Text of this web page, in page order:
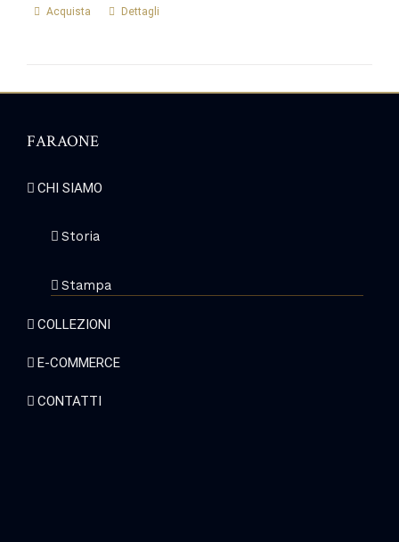
Acquista Dettagli
FARAONE
CHI SIAMO
Storia
Stampa
COLLEZIONI
E-COMMERCE
CONTATTI